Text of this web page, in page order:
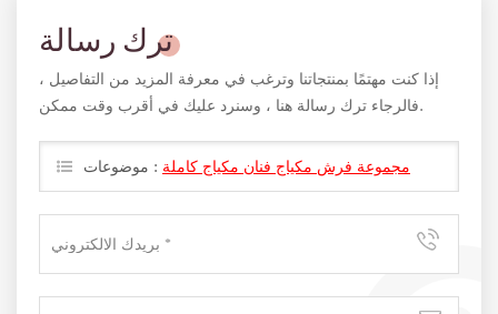
ترك رسالة
إذا كنت مهتمًا بمنتجاتنا وترغب في معرفة المزيد من التفاصيل ،
فالرجاء ترك رسالة هنا ، وسنرد عليك في أقرب وقت ممكن.
موضوعات : مجموعة فرش مكياج فنان مكياج كاملة